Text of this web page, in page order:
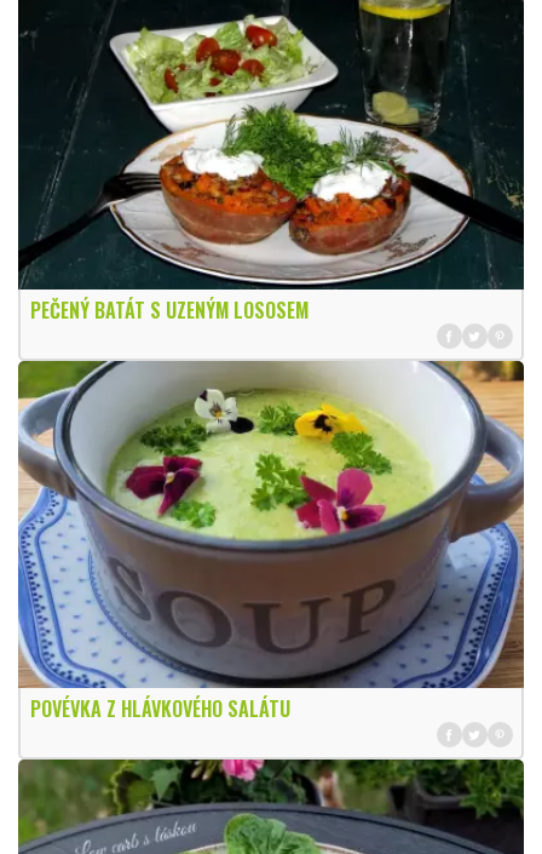
PEČENÝ BATÁT S UZENÝM LOSOSEM
POVÉVKA Z HLÁVKOVÉHO SALÁTU